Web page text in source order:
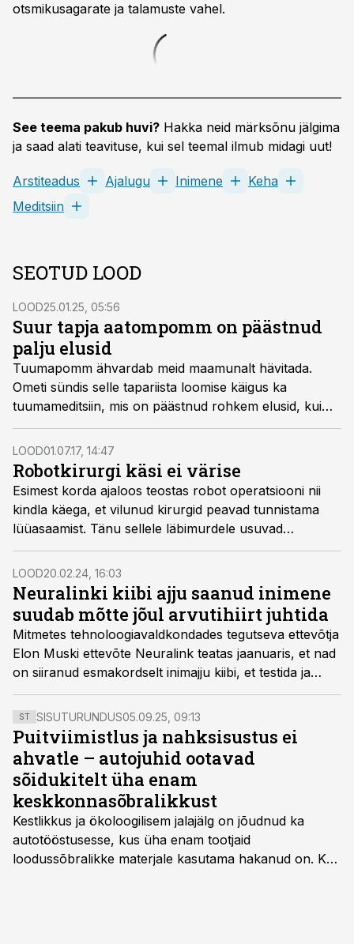
otsmikusagarate ja talamuste vahel.
See teema pakub huvi? Hakka neid märksõnu jälgima
ja saad alati teavituse, kui sel teemal ilmub midagi uut!
Arstiteadus Ajalugu Inimene
Keha
Meditsiin
SEOTUD LOOD
LOOD25.01.25, 05:56
Suur tapja aatompomm on päästnud
palju elusid
Tuumapomm ähvardab meid maamunalt hävitada.
Ometi sündis selle tapariista loomise käigus ka
tuumameditsiin, mis on päästnud rohkem elusid, kui
pomm võtnud.
LOOD01.07.17, 14:47
Robotkirurgi käsi ei värise
Esimest korda ajaloos teostas robot operatsiooni nii
kindla käega, et vilunud kirurgid peavad tunnistama
lüüasaamist. Tänu sellele läbimurdele usuvad
teadlased, et tulevikus võtavad robotid skalpelli
arstidelt täiesti üle, opereerides patsiente neist
kiiremini, täpsemini ja valutumalt.
LOOD20.02.24, 16:03
Neuralinki kiibi ajju saanud inimene
suudab mõtte jõul arvutihiirt juhtida
Mitmetes tehnoloogiavaldkondades tegutseva ettevõtja
Elon Muski ettevõte Neuralink teatas jaanuaris, et nad
on siiranud esmakordselt inimajju kiibi, et testida ja
demonstreerida erinevate seadmete mõtte jõul
juhtimise võimalikkust. Nüüd paistab, et kiip töötab,
nagu peab.
ST SISUTURUNDUS05.09.25, 09:13
Puitviimistlus ja nahksisustus ei
ahvatle – autojuhid ootavad
sõidukitelt üha enam
keskkonnasõbralikkust
Kestlikkus ja ökoloogilisem jalajälg on jõudnud ka
autotööstusesse, kus üha enam tootjaid
loodussõbralikke materjale kasutama hakanud on. Kui